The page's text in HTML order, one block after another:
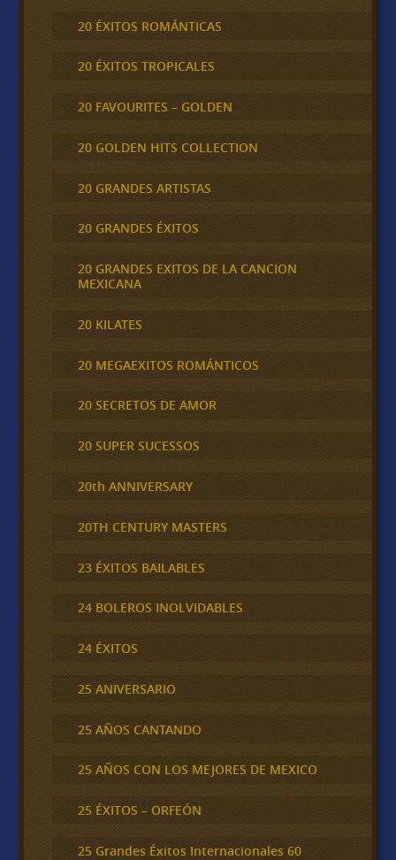
20 ÉXITOS ROMÁNTICAS
20 ÉXITOS TROPICALES
20 FAVOURITES – GOLDEN
20 GOLDEN HITS COLLECTION
20 GRANDES ARTISTAS
20 GRANDES ÉXITOS
20 GRANDES EXITOS DE LA CANCION
MEXICANA
20 KILATES
20 MEGAEXITOS ROMÁNTICOS
20 SECRETOS DE AMOR
20 SUPER SUCESSOS
20th ANNIVERSARY
20TH CENTURY MASTERS
23 ÉXITOS BAILABLES
24 BOLEROS INOLVIDABLES
24 ÉXITOS
25 ANIVERSARIO
25 AÑOS CANTANDO
25 AÑOS CON LOS MEJORES DE MEXICO
25 ÉXITOS – ORFEÓN
25 Grandes Éxitos Internacionales 60